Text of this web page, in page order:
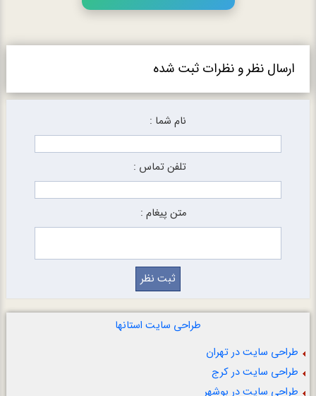
ارسال نظر و نظرات ثبت شده
نام شما :
تلفن تماس :
متن پیغام :
طراحی سایت استانها
طراحی سایت در تهران
طراحی سایت در کرج
طراحی سایت در بوشهر